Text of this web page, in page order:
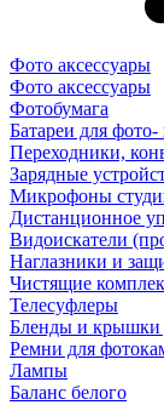
Фото аксессуары
Фото аксессуары
Фотобумага
Батареи для
Переходники,
Зарядные
Микрофоны
Дистанционное
Видоискатели
Наглазники и
Чистящие
Телесуфлеры
Бленды и крышки
Ремни для
Лампы
Баланс белого